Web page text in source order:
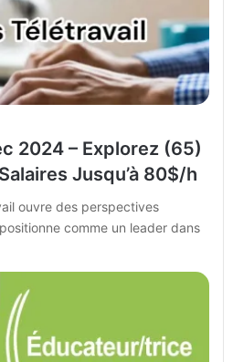
2024 – Explorez (65)
Jusqu’à 80$/h
ouvre des perspectives
comme un leader dans